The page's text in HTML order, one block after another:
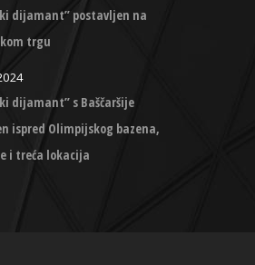
dijamant” postavljen na
trgu
dijamant” s Baščaršije
ispred Olimpijskog bazena,
i treća lokacija